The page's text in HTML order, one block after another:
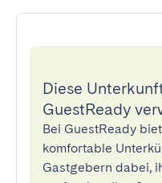
Diese
GuestReady
Bei GuestReady
komfortable
Gastgebern dabei,